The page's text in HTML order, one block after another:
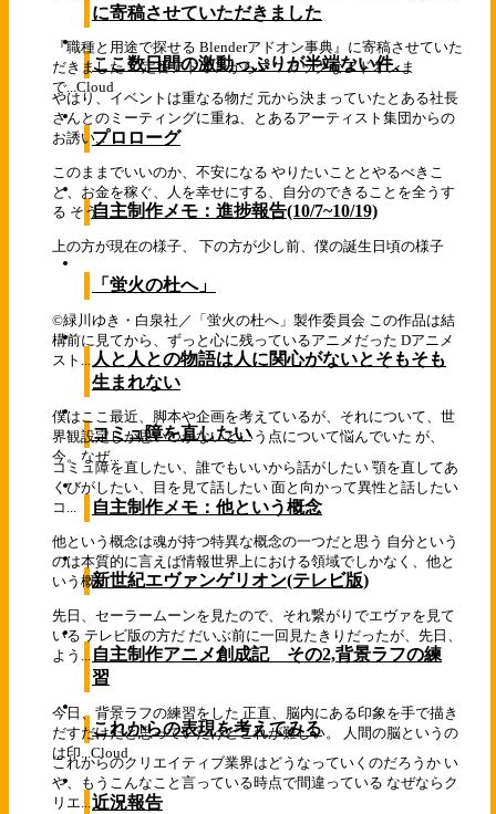
に寄稿させていただきました
『職種と用途で探せる Blenderアドオン事典』に寄稿させていた
だきました！ 定番アドオンからマニアックなアドオンま
で...Cloud
ここ数日間の激動っぷりが半端ない件、
やはり、イベントは重なる物だ 元から決まっていたとある社長
さんとのミーティングに重ね、とあるアーティスト集団からの
お誘い...プロローグ
このままでいいのか、不安になる やりたいこととやるべきこ
と、お金を稼ぐ、人を幸せにする、自分のできることを全うす
る そう...自主制作メモ：進捗報告(10/7~10/19)
上の方が現在の様子、 下の方が少し前、僕の誕生日頃の様子
「蛍火の杜へ」
©緑川ゆき・白泉社／「蛍火の杜へ」製作委員会 この作品は結
構前に見てから、ずっと心に残っているアニメだった Dアニメ
スト...
人と人との物語は人に関心がないとそもそも
生まれない
僕はここ最近、脚本や企画を考えているが、それについて、世
界観設定しか思いつかないという点について悩んでいた が、
今。なぜ...
コミュ障を直したい
コミュ障を直したい、誰でもいいから話がしたい 顎を直してあ
くびがしたい、目を見て話したい 面と向かって異性と話したい
コ...
自主制作メモ：他という概念
他という概念は魂が持つ特異な概念の一つだと思う 自分という
のは本質的に言えば情報世界上における領域でしかなく、他と
いう概...新世紀エヴァンゲリオン(テレビ版)
先日、セーラームーンを見たので、それ繋がりでエヴァを見て
いる テレビ版の方だ だいぶ前に一回見たきりだったが、先日、
よう...
自主制作アニメ創成記 その2,背景ラフの練
習
今日、背景ラフの練習をした 正直、脳内にある印象を手で描き
だすだけだと思っていたけどこれが難しい。 人間の脳というの
は印... Cloud
これからの表現を考えてみる
これからのクリエイティブ業界はどうなっていくのだろうか い
や、もうこんなこと言っている時点で間違っている なぜならク
リエ...近況報告